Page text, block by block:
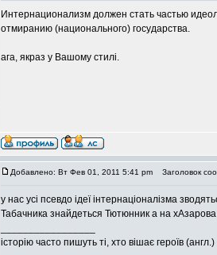
Интернационализм должен стать частью
отмиранию (национального) государства.
ага, якраз у Вашому стилі.
Добавлено: Вт Фев 01, 2011 5:41 pm Заголовок
у нас усі псевдо ідеї інтернаціоналізма
Табачника знайдеться Тютюнник а на
історію часто пишуть ті, хто вішає героїв